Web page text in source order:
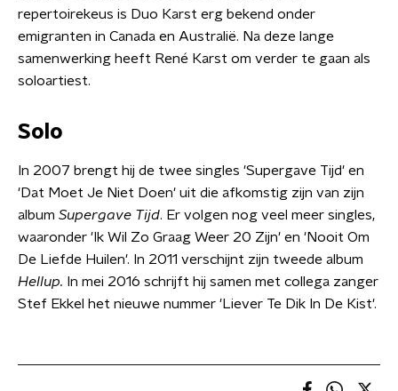
repertoirekeus is Duo Karst erg bekend onder
emigranten in Canada en Australië. Na deze lange
samenwerking heeft René Karst om verder te gaan als
soloartiest.
Solo
In 2007 brengt hij de twee singles 'Supergave Tijd' en
'Dat Moet Je Niet Doen' uit die afkomstig zijn van zijn
album Supergave Tijd. Er volgen nog veel meer singles,
waaronder 'Ik Wil Zo Graag Weer 20 Zijn' en 'Nooit Om
De Liefde Huilen'. In 2011 verschijnt zijn tweede album
Hellup. In mei 2016 schrijft hij samen met collega zanger
Stef Ekkel het nieuwe nummer 'Liever Te Dik In De Kist'.